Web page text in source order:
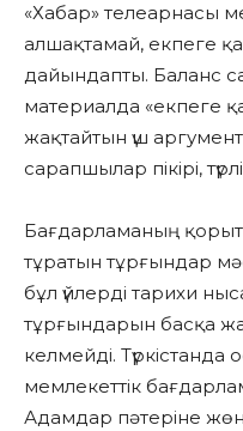
«Хабар» телеарнасы
алшақтамай, екпеге
дайындапты. Баланс
материалда «екпеге
жақтайтын үш
сарапшылар пікірі,
Бағдарламаның
тұратын тұрғындар
бұл үйлерді тарихи
тұрғындарын басқа
келмейді.
мемлекеттік
Адамдар пәтеріне